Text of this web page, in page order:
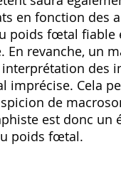
en fonction des
poids fœtal fiable
En revanche, un
des
Cela
de
est donc
poids fœtal.